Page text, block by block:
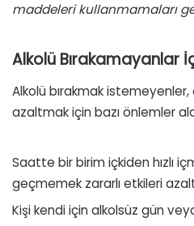
maddeleri kullanmamaları
Alkolü Bırakamayanlar
Alkolü bırakmak istemeyenler,
azaltmak için bazı önlemler
Saatte bir birim içkiden hızlı
geçmemek zararlı etkileri
Kişi kendi için alkolsüz gün